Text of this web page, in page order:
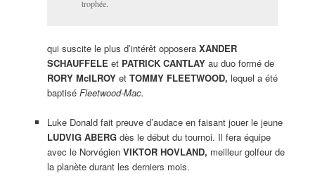
trophée.
qui suscite le plus d’intérêt opposera XANDER
SCHAUFFELE et PATRICK CANTLAYau duo formé de
RORY McILROYet TOMMY FLEETWOOD, lequel a été
baptisé Fleetwood-Mac.
Luke Donald fait preuve d’audace en faisant jouer le jeune
LUDVIG ABERGdès le début du tournoi. Il fera équipe
avec le Norvégien VIKTOR HOVLAND, meilleur golfeur de
la planète durant les derniers mois.